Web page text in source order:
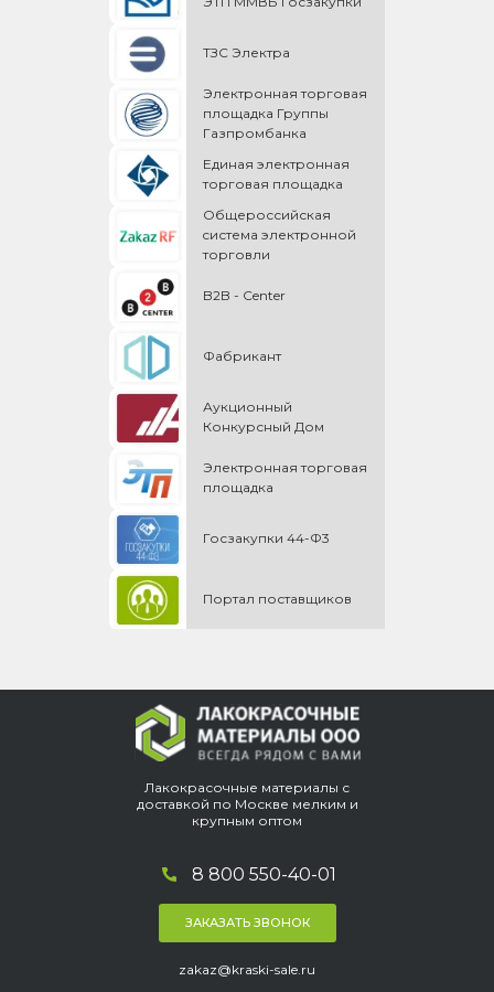
ТЗС Электра
Электронная торговая
площадка Группы
Газпромбанка
Единая электронная
торговая площадка
Общероссийская
cистема электронной
торговли
B2B - Center
Фабрикант
Аукционный
Конкурсный Дом
Электронная торговая
площадка
Госзакупки 44-Ф3
Портал поставщиков
Лакокрасочные материалы с
доставкой по Москве мелким и
крупным оптом
8 800 550-40-01
ЗАКАЗАТЬ ЗВОНОК
zakaz@kraski-sale.ru